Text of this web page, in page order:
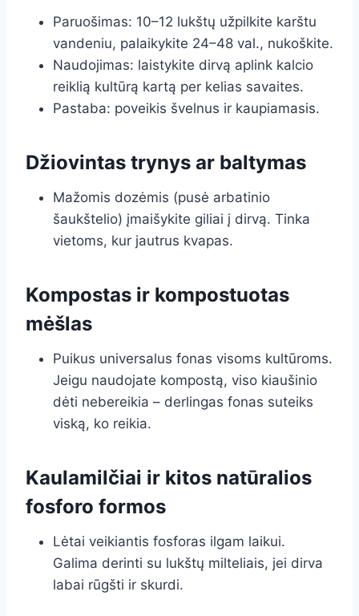
Paruošimas: 10–12 lukštų užpilkite karštu
vandeniu, palaikykite 24–48 val., nukoškite.
Naudojimas: laistykite dirvą aplink kalcio
reiklią kultūrą kartą per kelias savaites.
Pastaba: poveikis švelnus ir kaupiamasis.
Džiovintas trynys ar baltymas
Mažomis dozėmis (pusė arbatinio
šaukštelio) įmaišykite giliai į dirvą. Tinka
vietoms, kur jautrus kvapas.
Kompostas ir kompostuotas
mėšlas
Puikus universalus fonas visoms kultūroms.
Jeigu naudojate kompostą, viso kiaušinio
dėti nebereikia – derlingas fonas suteiks
viską, ko reikia.
Kaulamilčiai ir kitos natūralios
fosforo formos
Lėtai veikiantis fosforas ilgam laikui.
Galima derinti su lukštų milteliais, jei dirva
labai rūgšti ir skurdi.